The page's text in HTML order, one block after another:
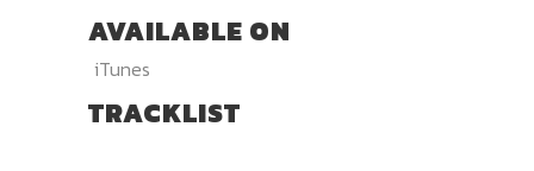
AVAILABLE ON
iTunes
TRACKLIST